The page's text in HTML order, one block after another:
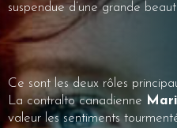
suspendue d’une grande
Ce sont les deux rôles
La contralto canadienne
valeur les sentiments